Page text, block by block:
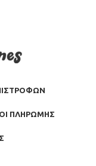
ΠΛΗΡΩΜΗΣ